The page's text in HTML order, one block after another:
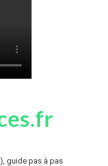
guide pas à pas